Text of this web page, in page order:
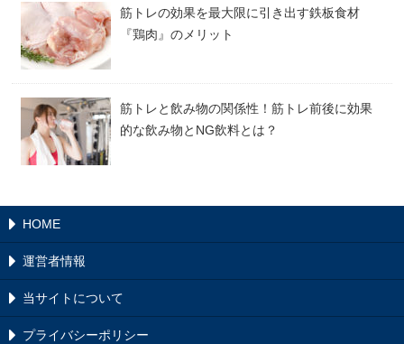
筋トレの効果を最大限に引き出す鉄板食材
『鶏肉』のメリット
筋トレと飲み物の関係性！筋トレ前後に効果
的な飲み物とNG飲料とは？
HOME
運営者情報
当サイトについて
プライバシーポリシー